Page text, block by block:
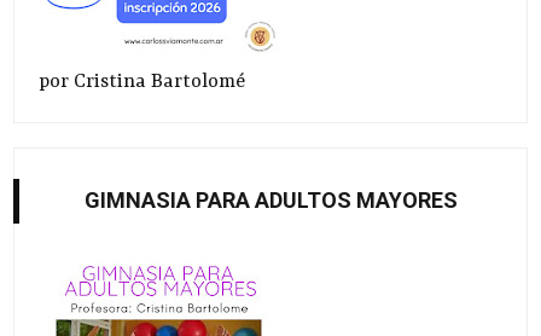
por Cristina Bartolomé
GIMNASIA PARA ADULTOS MAYORES